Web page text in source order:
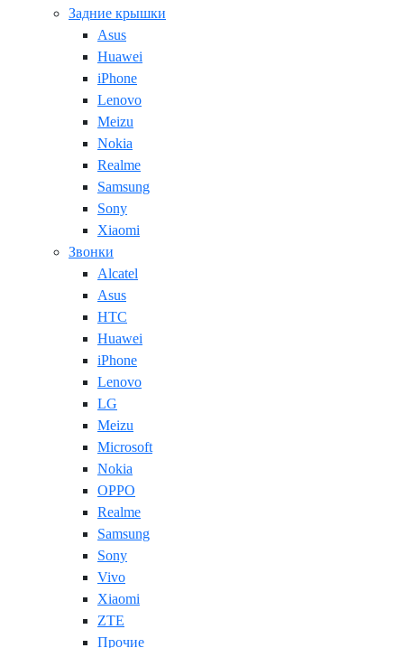
Задние крышки
Asus
Huawei
iPhone
Lenovo
Meizu
Nokia
Realme
Samsung
Sony
Xiaomi
Звонки
Alcatel
Asus
HTC
Huawei
iPhone
Lenovo
LG
Meizu
Microsoft
Nokia
OPPO
Realme
Samsung
Sony
Vivo
Xiaomi
ZTE
Прочие